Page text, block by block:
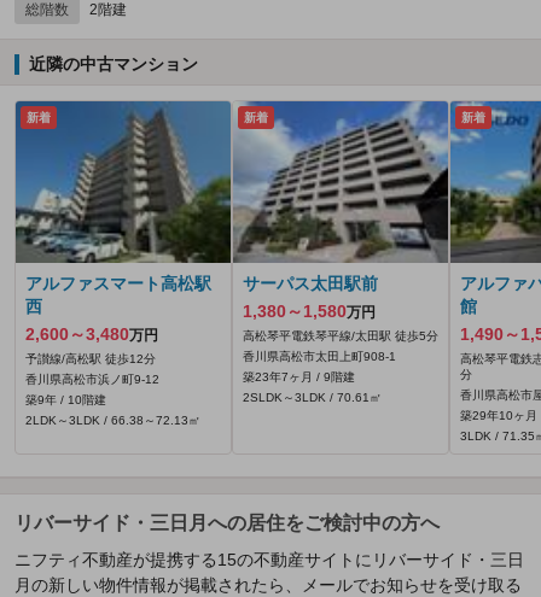
総階数 2階建
近隣の中古マンション
新着
アルファスマート高松駅
西
2,600～3,480万円
予讃線/高松駅 徒歩12分
香川県高松市浜ノ町9-12
築9年 / 10階建
2LDK～3LDK / 66.38～72.13㎡
新着
サーパス太田駅前
1,380～1,580万円
高松琴平電鉄琴平線/太田駅 徒歩5分
香川県高松市太田上町908‐1
築23年7ヶ月 / 9階建
2SLDK～3LDK / 70.61㎡
新着
アルファ
館
1,490～
高松琴平電鉄
分
香川県高松市
築29年10ヶ月
3LDK / 71.35
リバーサイド・三日月への居住をご検討中の方へ
ニフティ不動産が提携する15の不動産サイトにリバーサイド・三日
月の新しい物件情報が掲載されたら、メールでお知らせを受け取る